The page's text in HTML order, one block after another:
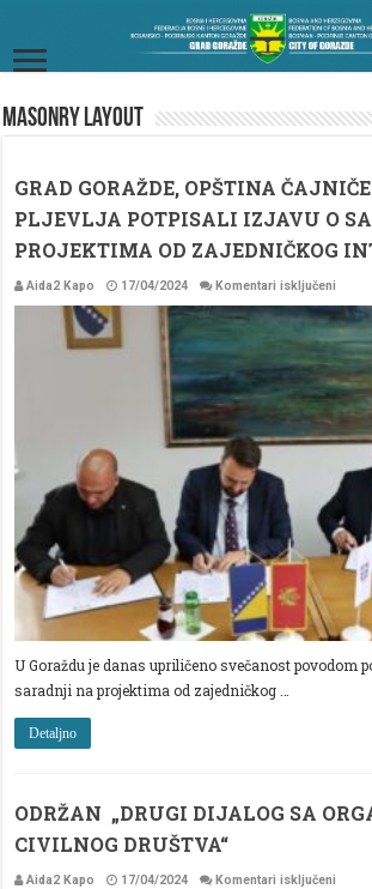
Masonry Layout
GRAD GORAŽDE, OPŠTINA
PLJEVLJA POTPISALI IZJAVU O
PROJEKTIMA OD ZAJEDNIČKOG
Aida2 Kapo 17/04/2024 Komentari isključeni
O
NA
U Goraždu je danas upriličeno svečanost povodom
saradnji na projektima od zajedničkog …
Detaljno
ODRŽAN „DRUGI DIJALOG SA
CIVILNOG DRUŠTVA“
Aida2 Kapo 17/04/2024 Komentari isključeni